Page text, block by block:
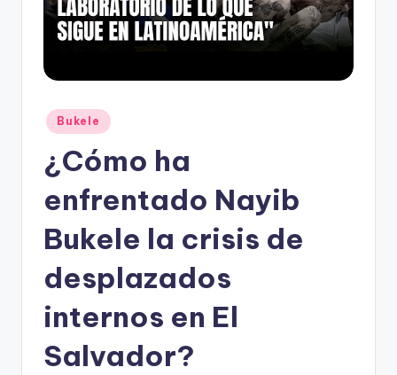
Publicado
en
Bukele
¿Cómo ha
enfrentado Nayib
Bukele la crisis de
desplazados
internos en El
Salvador?